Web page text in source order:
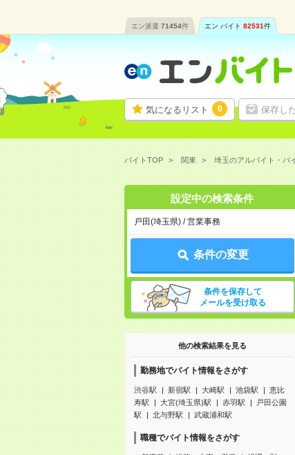
エン派遣 71454件 エン バイト 82531件
気になるリスト 0 保存し
バイトTOP 関東 埼玉のアルバイト・バ
設定中の検索条件
戸田(埼玉県) / 営業事務
条件の変更
条件を保存して
メールを受け取る
他の検索結果を見る
勤務地でバイト情報をさがす
渋谷駅 新宿駅 大崎駅 池袋駅
恵比
寿駅
大宮(埼玉県)駅 赤羽駅
戸田公園
駅
北与野駅 武蔵浦和駅
職種でバイト情報をさがす